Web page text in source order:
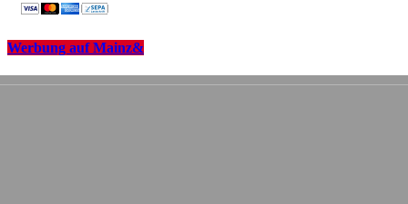
Werbung auf Mainz&